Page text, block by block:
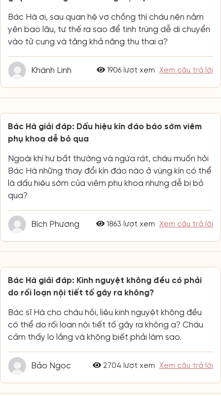
Bác Hà ơi, sau quan hệ vợ chồng thì cháu nên nằm
yên bao lâu, tư thế ra sao để tinh trùng dễ di chuyển
vào tử cung và tăng khả năng thụ thai ạ?
Khánh Linh 1906 lượt xem Xem câu trả lời
Bác Hà giải đáp: Dấu hiệu kín đáo báo sớm viêm
phụ khoa dễ bỏ qua
Ngoài khí hư bất thường và ngứa rát, cháu muốn hỏi
Bác Hà những thay đổi kín đáo nào ở vùng kín có thể
là dấu hiệu sớm của viêm phụ khoa nhưng dễ bị bỏ
qua?
Bích Phương 1863 lượt xem Xem câu trả lời
Bác Hà giải đáp: Kinh nguyệt không đều có phải
do rối loạn nội tiết tố gây ra không?
Bác sĩ Hà cho cháu hỏi, liệu kinh nguyệt không đều
có thể do rối loạn nội tiết tố gây ra không ạ? Cháu
cảm thấy lo lắng và không biết phải làm sao.
Bảo Ngọc 2704 lượt xem Xem câu trả lời